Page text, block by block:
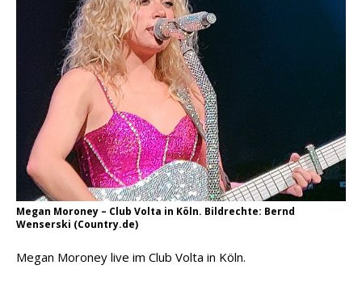
Megan Moroney – Club Volta in Köln. Bildrechte: Bernd
Wenserski (Country.de)
Megan Moroney live im Club Volta in Köln.